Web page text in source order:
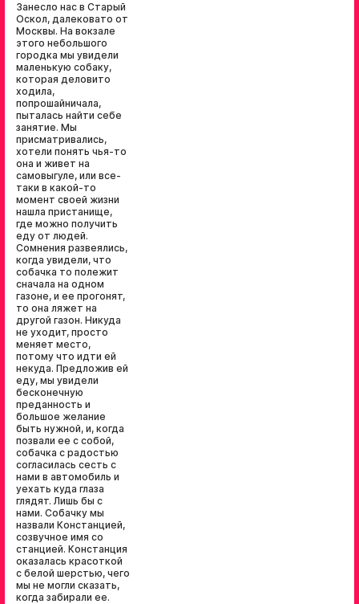
Занесло нас в Старый
Оскол, далековато от
Москвы. На вокзале
этого небольшого
городка мы увидели
маленькую собаку,
которая деловито
ходила,
попрошайничала,
пыталась найти себе
занятие. Мы
присматривались,
хотели понять чья-то
она и живет на
самовыгуле, или все-
таки в какой-то
момент своей жизни
нашла пристанище,
где можно получить
еду от людей.
Сомнения развеялись,
когда увидели, что
собачка то полежит
сначала на одном
газоне, и ее прогонят,
то она ляжет на
другой газон. Никуда
не уходит, просто
меняет место,
потому что идти ей
некуда. Предложив ей
еду, мы увидели
бесконечную
преданность и
большое желание
быть нужной, и, когда
позвали ее с собой,
собачка с радостью
согласилась сесть с
нами в автомобиль и
уехать куда глаза
глядят. Лишь бы с
нами. Собачку мы
назвали Констанцией,
созвучное имя со
станцией. Констанция
оказалась красоткой
с белой шерстью, чего
мы не могли сказать,
когда забирали ее.